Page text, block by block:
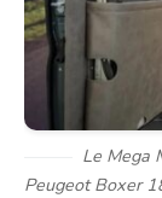
Le Mega
Peugeot Boxer